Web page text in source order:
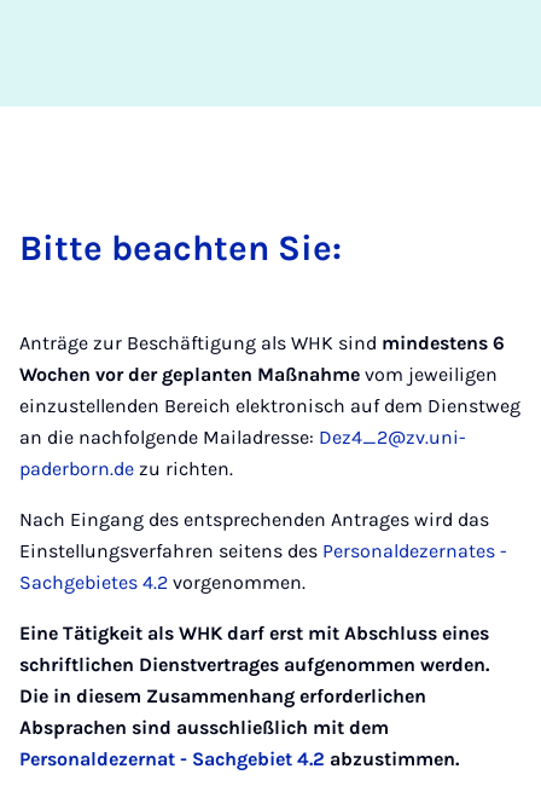
Bit­te be­ach­ten Sie:
Anträge zur Beschäftigung als WHK sind mindestens 6
Wochen vor der geplanten Maßnahme vom jeweiligen
einzustellenden Bereich elektronisch auf dem Dienstweg
an die nachfolgende Mailadresse: Dez4_2@zv.uni-
paderborn.de zu richten.
Nach Eingang des entsprechenden Antrages wird das
Einstellungsverfahren seitens des Personaldezernates -
Sachgebietes 4.2 vorgenommen.
Eine Tätigkeit als WHK darf erst mit Abschluss eines
schriftlichen Dienstvertrages aufgenommen werden.
Die in diesem Zusammenhang erforderlichen
Absprachen sind ausschließlich mit dem
Personaldezernat - Sachgebiet 4.2 abzustimmen.